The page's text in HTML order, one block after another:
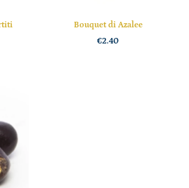
Bouquet di Azalee
€2.40